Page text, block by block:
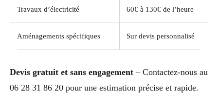
Travaux d’électricité 60€ à 130€ de l’heure
Aménagements spécifiques Sur devis personnalisé
Devis gratuit et sans engagement – Contactez-nous au
06 28 31 86 20 pour une estimation précise et rapide.